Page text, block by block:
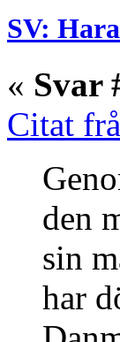
SV:
« Svar
Citat
den
sin
har